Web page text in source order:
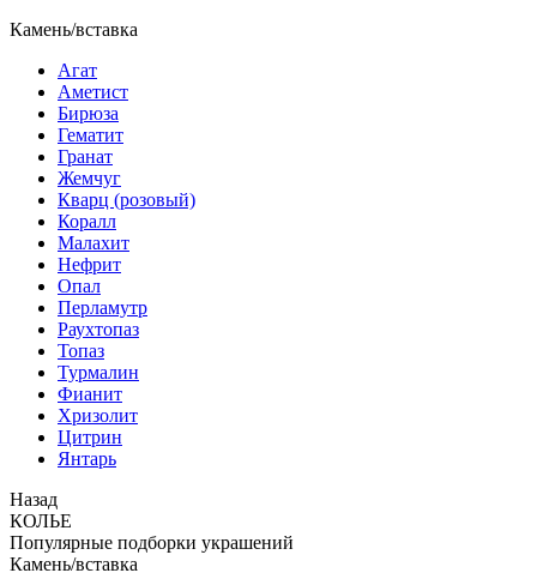
Камень/вставка
Агат
Аметист
Бирюза
Гематит
Гранат
Жемчуг
Кварц (розовый)
Коралл
Малахит
Нефрит
Опал
Перламутр
Раухтопаз
Топаз
Турмалин
Фианит
Хризолит
Цитрин
Янтарь
Назад
КОЛЬЕ
Популярные подборки украшений
Камень/вставка